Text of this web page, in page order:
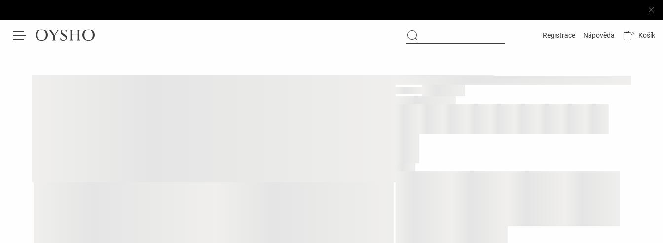
Registrace Nápověda Košík